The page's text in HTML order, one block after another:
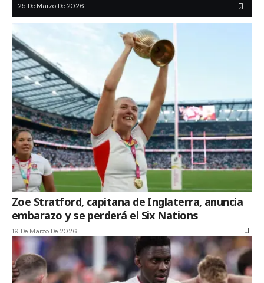
25 De Marzo De 2026
Zoe Stratford, capitana de Inglaterra, anuncia
embarazo y se perderá el Six Nations
19 De Marzo De 2026